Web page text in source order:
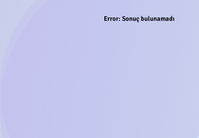
Error: Sonuç bulunamadı